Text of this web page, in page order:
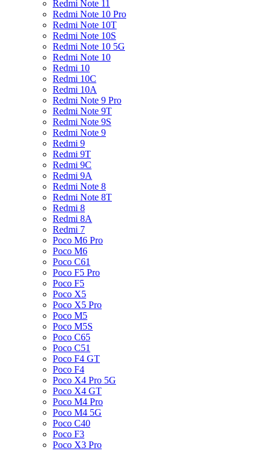
Redmi Note 11
Redmi Note 10 Pro
Redmi Note 10T
Redmi Note 10S
Redmi Note 10 5G
Redmi Note 10
Redmi 10
Redmi 10C
Redmi 10A
Redmi Note 9 Pro
Redmi Note 9T
Redmi Note 9S
Redmi Note 9
Redmi 9
Redmi 9T
Redmi 9C
Redmi 9A
Redmi Note 8
Redmi Note 8T
Redmi 8
Redmi 8A
Redmi 7
Poco M6 Pro
Poco M6
Poco C61
Poco F5 Pro
Poco F5
Poco X5
Poco X5 Pro
Poco M5
Poco M5S
Poco C65
Poco C51
Poco F4 GT
Poco F4
Poco X4 Pro 5G
Poco X4 GT
Poco M4 Pro
Poco M4 5G
Poco C40
Poco F3
Poco X3 Pro